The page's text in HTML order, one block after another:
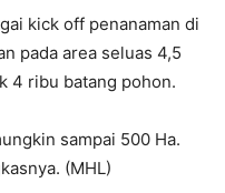
kick off penanaman di
pada area seluas 4,5
4 ribu batang pohon.
sampai 500 Ha.
(MHL)